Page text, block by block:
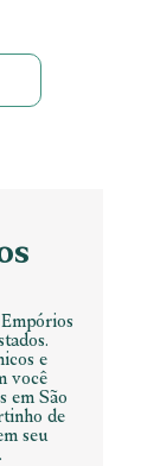
e
você
em São
de
seu